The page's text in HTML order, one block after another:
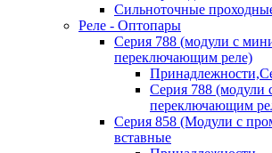
Сильноточные
Реле - Оптопары
Серия 788 (модули с
переключающим реле)
Серия 788
переключающим
Серия 858 (Модули с
вставные